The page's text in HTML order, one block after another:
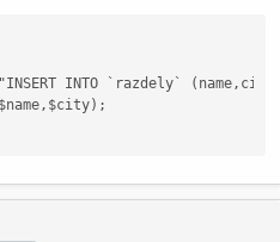
INTO `razdely`